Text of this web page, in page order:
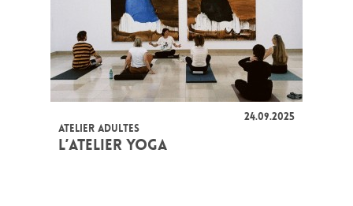
24.09.2025
ATELIER ADULTES
L’ATELIER YOGA